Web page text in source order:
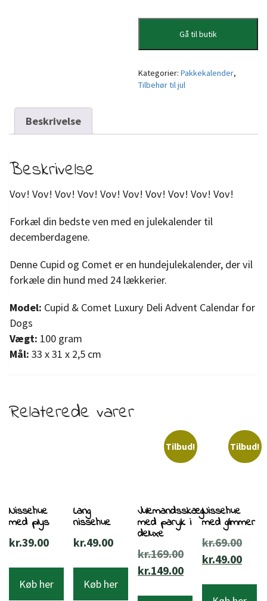
Gå til butik
Kategorier:Pakkekalender,
Tilbehør til jul
Beskrivelse
Beskrivelse
Vov! Vov! Vov! Vov! Vov! Vov! Vov! Vov! Vov! Vov!
Forkæl din bedste ven med en julekalender til
decemberdagene.
Denne Cupid og Comet er en hundejulekalender, der vil
forkæle din hund med 24 lækkerier.
Model: Cupid & Comet Luxury Deli Advent Calendar for
Dogs
Vægt: 100 gram
Mål: 33 x 31 x 2,5 cm
Relaterede varer
Nissehue
med plys
kr.39.00
Køb her
Lang
nissehue
kr.49.00
Køb her
Tilbud!
Julemandsskæg
med paryk i
deluxe
kr.169.00Den
oprindelige
pris
kr.149.00Den
aktuelle
Tilbud!
Nissehue
med glimmer
kr.69.00Den
kr.49.00Den